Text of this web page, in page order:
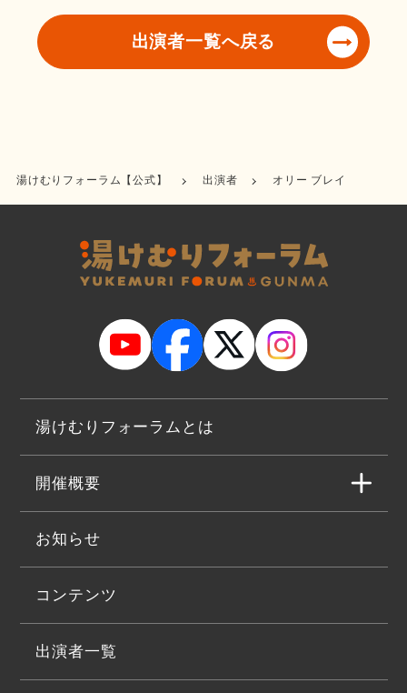
出演者一覧へ戻る
湯けむりフォーラム【公式】 出演者 オリー ブレイ
湯けむりフォーラムとは
開催概要
お知らせ
コンテンツ
出演者一覧